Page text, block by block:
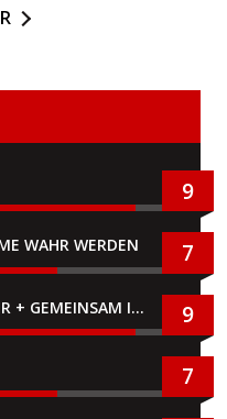
9
WAHR WERDEN 7
SUPER MARIO BROS. WONDER + GEMEINSAM IM BELLABEL-PARK 9
7